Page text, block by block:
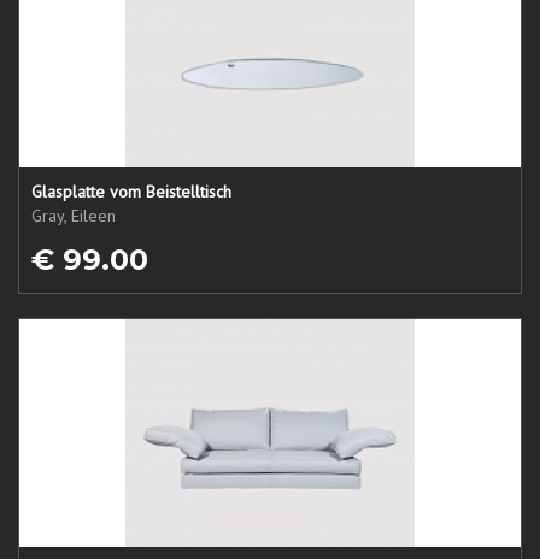
Glasplatte vom Beistelltisch
Gray, Eileen
€ 99.00